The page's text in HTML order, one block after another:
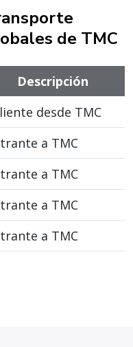
de TMC
Descripción
desde TMC
a TMC
a TMC
a TMC
a TMC